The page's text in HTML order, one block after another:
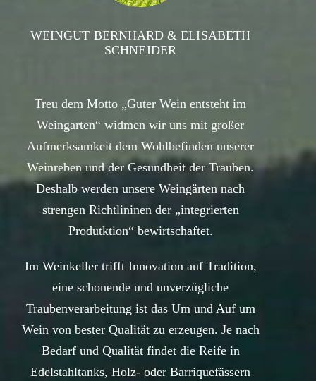
WEINGUT BERNHARD & ELISABETH
SCHNEIDER
Treu dem Motto „Guter Wein entsteht im
Weingarten“ widmen wir uns mit großer
Aufmerksamkeit dem Wohlbefinden unserer
Weinreben und der Gesundheit der Trauben.
Deshalb werden unsere Weingärten nach
strengen Richtlininen der „integrierten
Produtktion“ bewirtschaftet.
Im Weinkeller trifft Innovation auf Tradition,
eine schonende und unverzügliche
Traubenverarbeitung ist das Um und Auf um
Wein von bester Qualität zu erzeugen. Je nach
Bedarf und Qualität findet die Reife in
Edelstahltanks, Holz- oder Barriquefässern